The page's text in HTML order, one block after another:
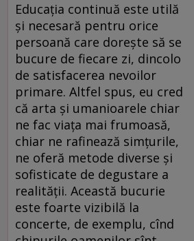
Educația continuă este utilă
și necesară pentru orice
persoană care dorește să se
bucure de fiecare zi, dincolo
de satisfacerea nevoilor
primare. Altfel spus, eu cred
că arta și umanioarele chiar
ne fac viața mai frumoasă,
chiar ne rafinează simțurile,
ne oferă metode diverse și
sofisticate de degustare a
realității. Această bucurie
este foarte vizibilă la
concerte, de exemplu, cînd